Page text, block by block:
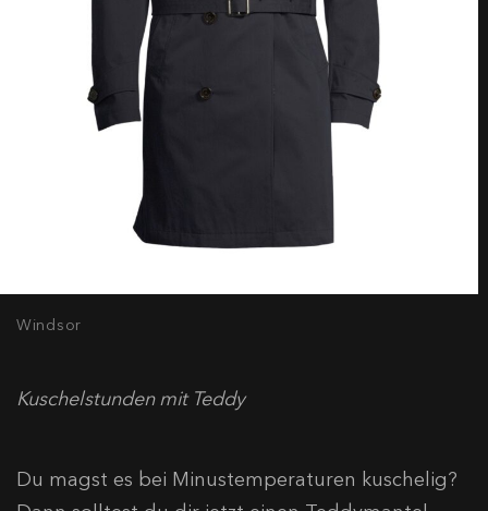
Windsor
Kuschelstunden mit Teddy
Du magst es bei Minustemperaturen kuschelig?